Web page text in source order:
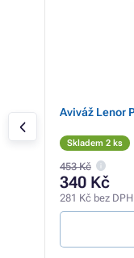
Aviváž Lenor
Skladem 2 ks
453 Kč
340 Kč
281 Kč bez DPH